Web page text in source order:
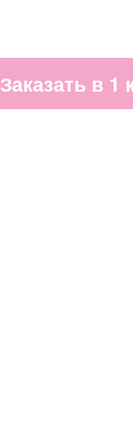
Заказать в 1